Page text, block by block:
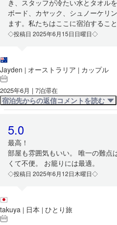
き、スタッフが冷たい水とタオル
ボード、カヤック、シュノーケリ
ます。私たちはここに宿泊するこ
◇投稿日 2025年6月15日日曜日◇
Jayden | オーストラリア | カップル
2025年6月 | 7泊滞在
宿泊先からの返信コメントを読む
5.0
最高！
部屋も雰囲気もいい。 唯一の難点
くて不便。 お籠りには最適。
◇投稿日 2025年6月12日木曜日◇
takuya | 日本 | ひとり旅